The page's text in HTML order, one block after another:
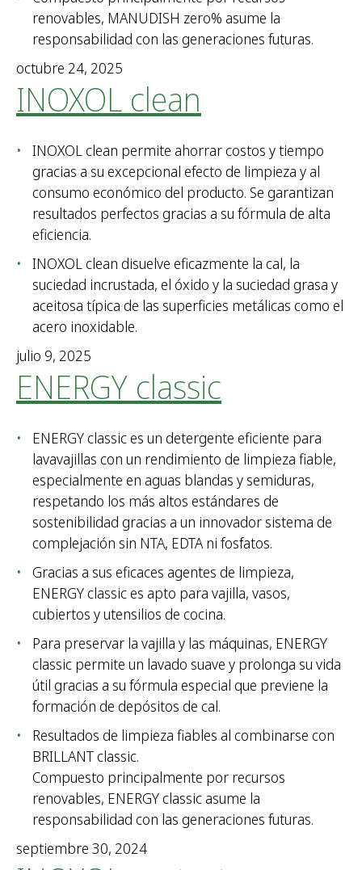
renovables, MANUDISH zero% asume la
responsabilidad con las generaciones futuras.
octubre 24, 2025
INOXOL clean
INOXOL clean permite ahorrar costos y tiempo
gracias a su excepcional efecto de limpieza y al
consumo económico del producto. Se garantizan
resultados perfectos gracias a su fórmula de alta
eficiencia.
INOXOL clean disuelve eficazmente la cal, la
suciedad incrustada, el óxido y la suciedad grasa y
aceitosa típica de las superficies metálicas como el
acero inoxidable.
julio 9, 2025
ENERGY classic
ENERGY classic es un detergente eficiente para
lavavajillas con un rendimiento de limpieza fiable,
especialmente en aguas blandas y semiduras,
respetando los más altos estándares de
sostenibilidad gracias a un innovador sistema de
complejación sin NTA, EDTA ni fosfatos.
Gracias a sus eficaces agentes de limpieza,
ENERGY classic es apto para vajilla, vasos,
cubiertos y utensilios de cocina.
Para preservar la vajilla y las máquinas, ENERGY
classic permite un lavado suave y prolonga su vida
útil gracias a su fórmula especial que previene la
formación de depósitos de cal.
Resultados de limpieza fiables al combinarse con
BRILLANT classic.
Compuesto principalmente por recursos
renovables, ENERGY classic asume la
responsabilidad con las generaciones futuras.
septiembre 30, 2024